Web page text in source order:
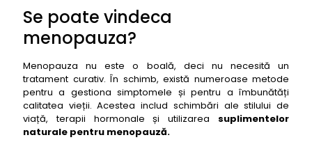
Se poate vindeca
menopauza?
Menopauza nu este o boală, deci nu necesită un
tratament curativ. În schimb, există numeroase metode
pentru a gestiona simptomele și pentru a îmbunătăți
calitatea vieții. Acestea includ schimbări ale stilului de
viață, terapii hormonale și utilizarea suplimentelor
naturale pentru menopauză.